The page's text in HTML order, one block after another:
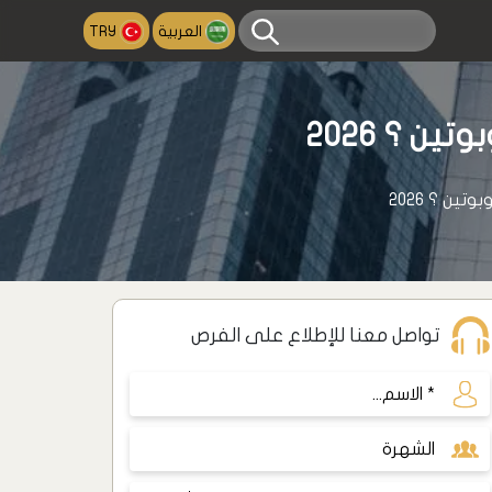
العربية TRY
؟ 2026
؟ 2026
تواصل معنا للإطلاع على الفرص